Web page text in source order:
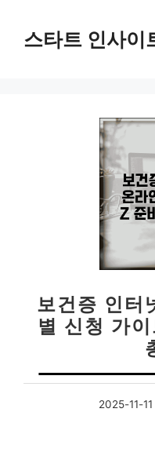
스타트 인사이
보건증 인터
별 신청 가
2025-11-11